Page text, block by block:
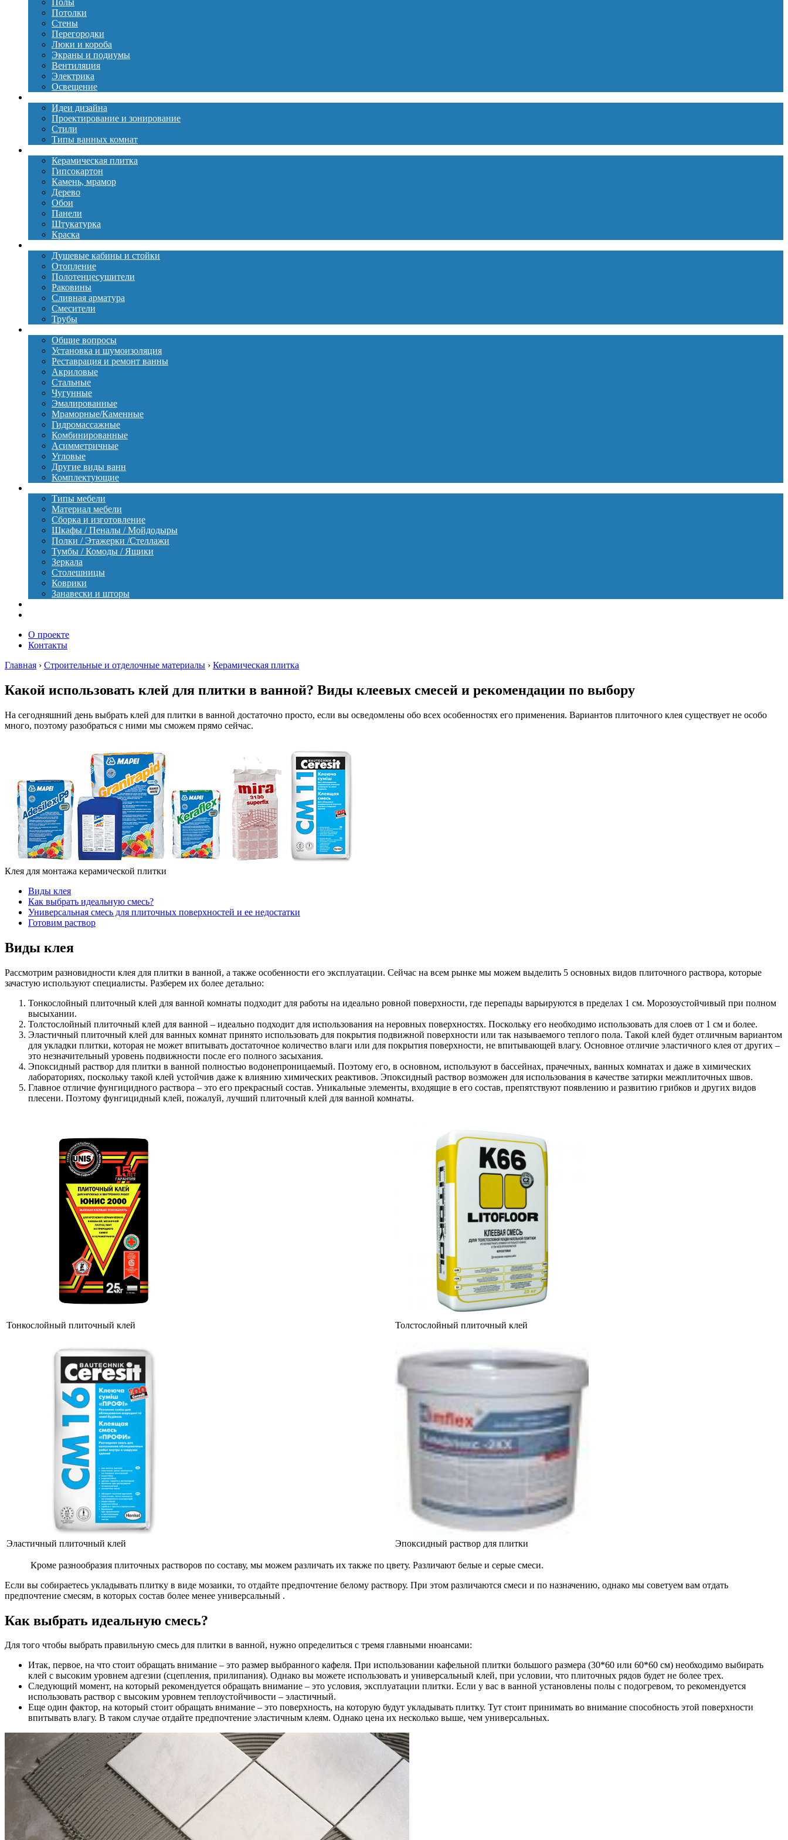
Полы
Потолки
Стены
Перегородки
Люки и короба
Экраны и подиумы
Вентиляция
Электрика
Освещение
Идеи дизайна
Проектирование и зонирование
Стили
Типы ванных комнат
Керамическая плитка
Гипсокартон
Камень, мрамор
Дерево
Обои
Панели
Штукатурка
Краска
Душевые кабины и стойки
Отопление
Полотенцесушители
Раковины
Сливная арматура
Смесители
Трубы
Общие вопросы
Установка и шумоизоляция
Реставрация и ремонт ванны
Акриловые
Стальные
Чугунные
Эмалированные
Мраморные/Каменные
Гидромассажные
Комбинированные
Асимметричные
Угловые
Другие виды ванн
Комплектующие
Типы мебели
Материал мебели
Сборка и изготовление
Шкафы / Пеналы / Мойдодыры
Полки / Этажерки /Стеллажи
Тумбы / Комоды / Ящики
Зеркала
Столешницы
Коврики
Занавески и шторы
О проекте
Контакты
Главная › Строительные и отделочные материалы › Керамическая плитка
Какой использовать клей для плитки в ванной? Виды клеевых смесей и рекомендации по выбору
На сегодняшний день выбрать клей для плитки в ванной достаточно просто, если вы осведомлены обо всех особенностях его применения. Вариантов плиточного клея существует не особо
много, поэтому разобраться с ними мы сможем прямо сейчас.
Клея для монтажа керамической плитки
Виды клея
Как выбрать идеальную смесь?
Универсальная смесь для плиточных поверхностей и ее недостатки
Готовим раствор
Виды клея
Рассмотрим разновидности клея для плитки в ванной, а также особенности его эксплуатации. Сейчас на всем рынке мы можем выделить 5 основных видов плиточного раствора, которые
зачастую используют специалисты. Разберем их более детально:
Тонкослойный плиточный клей для ванной комнаты подходит для работы на идеально ровной поверхности, где перепады варьируются в пределах 1 см. Морозоустойчивый при полном
высыхании.
Толстослойный плиточный клей для ванной – идеально подходит для использования на неровных поверхностях. Поскольку его необходимо использовать для слоев от 1 см и более.
Эластичный плиточный клей для ванных комнат принято использовать для покрытия подвижной поверхности или так называемого теплого пола. Такой клей будет отличным вариантом
для укладки плитки, которая не может впитывать достаточное количество влаги или для покрытия поверхности, не впитывающей влагу. Основное отличие эластичного клея от других –
это незначительный уровень подвижности после его полного засыхания.
Эпоксидный раствор для плитки в ванной полностью водонепроницаемый. Поэтому его, в основном, используют в бассейнах, прачечных, ванных комнатах и даже в химических
лабораториях, поскольку такой клей устойчив даже к влиянию химических реактивов. Эпоксидный раствор возможен для использования в качестве затирки межплиточных швов.
Главное отличие фунгицидного раствора – это его прекрасный состав. Уникальные элементы, входящие в его состав, препятствуют появлению и развитию грибков и других видов
плесени. Поэтому фунгицидный клей, пожалуй, лучший плиточный клей для ванной комнаты.
Тонкослойный плиточный клей Толстослойный плиточный клей
Эластичный плиточный клей Эпоксидный раствор для плитки
Кроме разнообразия плиточных растворов по составу, мы можем различать их также по цвету. Различают белые и серые смеси.
Если вы собираетесь укладывать плитку в виде мозаики, то отдайте предпочтение белому раствору. При этом различаются смеси и по назначению, однако мы советуем вам отдать
предпочтение смесям, в которых состав более менее универсальный .
Как выбрать идеальную смесь?
Для того чтобы выбрать правильную смесь для плитки в ванной, нужно определиться с тремя главными нюансами:
Итак, первое, на что стоит обращать внимание – это размер выбранного кафеля. При использовании кафельной плитки большого размера (30*60 или 60*60 см) необходимо выбирать
клей с высоким уровнем адгезии (сцепления, прилипания). Однако вы можете использовать и универсальный клей, при условии, что плиточных рядов будет не более трех.
Следующий момент, на который рекомендуется обращать внимание – это условия, эксплуатации плитки. Если у вас в ванной установлены полы с подогревом, то рекомендуется
использовать раствор с высоким уровнем теплоустойчивости – эластичный.
Еще один фактор, на который стоит обращать внимание – это поверхность, на которую будут укладывать плитку. Тут стоит принимать во внимание способность этой поверхности
впитывать влагу. В таком случае отдайте предпочтение эластичным клеям. Однако цена их несколько выше, чем универсальных.